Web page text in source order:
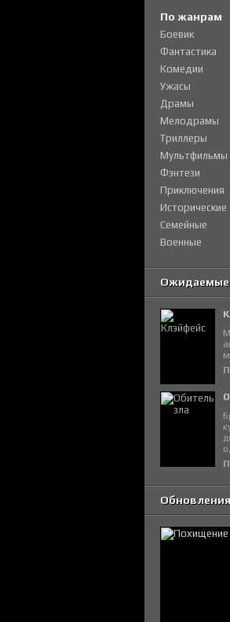
По жанрам
Боевик
Фантастика
Комедии
Ужасы
Драмы
Мелодрамы
Триллеры
Мультфильмы
Фэнтези
Приключения
Исторические
Семейные
Военные